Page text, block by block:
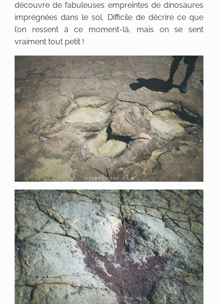
découvre de fabuleuses empreintes de dinosaures
imprégnées dans le sol. Difficile de décrire ce que
l’on ressent à ce moment-là, mais on se sent
vraiment tout petit !